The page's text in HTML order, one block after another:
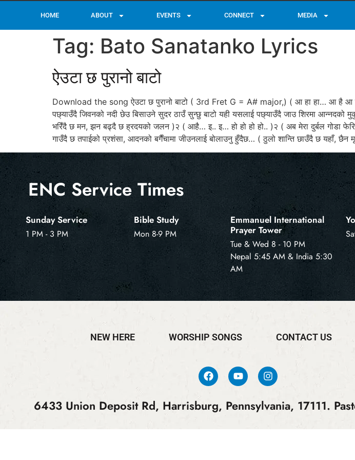
HOME ABOUT EVENTS CONNECT MEDIA
Tag: Bato Sanatanko Lyrics
ऐउटा छ पुरानो बाटो
Download the song ऐउटा छ पुरानो बाटो ( 3rd Fret G = A# major,) ( आ हा हा… आ है आ हा
पछ्याउँदै जिवनको नदी छेउ बिसाउने सुदर ठाउँ सुन्छु बाटो यही यसलाई पछ्याउँदै जाउ शिरमा
भरिँदै छ मन, झन बढ्दै छ ह्रदयको जलन )२ ( आहै… इ.. इ… हो हो हो हो.. )२ ( अब मेरा दुर्बल गोडा
गाउँदै छ तपाईको प्रशंसा, आदनको बगैँचामा जीउनलाई बोलाउनु हुँदैछ… ( ठुलो शान्ति छाउँदै छ यहाँ,
ENC Service Times
Sunday Service
1 PM - 3 PM
Bible Study
Mon 8-9 PM
Emmanuel International
Prayer Tower
Tue & Wed 8 - 10 PM
Nepal 5:45 AM & India 5:30
AM
NEW HERE WORSHIP SONGS CONTACT US
6433 Union Deposit Rd, Harrisburg, Pennsylvania, 17111.